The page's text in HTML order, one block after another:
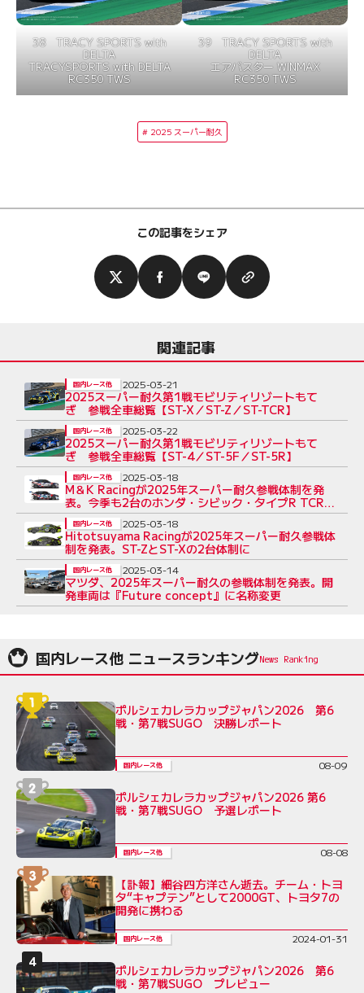
38 TRACY SPORTS with
DELTA
TRACYSPORTS with DELTA
RC350 TWS
39 TRACY SPORTS with
DELTA
エアバスター WINMAX
RC350 TWS
2025 スーパー耐久
この記事をシェア
関連記事
2025スーパー耐久第1戦モビリティリゾートもて
ぎ 参戦全車総覧【ST-X／ST-Z／ST-TCR】
国内レース他 2025-03-21
2025スーパー耐久第1戦モビリティリゾートもて
ぎ 参戦全車総覧【ST-4／ST-5F／ST-5R】
国内レース他 2025-03-22
M＆K Racingが2025年スーパー耐久参戦体制を発
表。今季も2台のホンダ・シビック・タイプR TCRを
投入
国内レース他 2025-03-18
Hitotsuyama Racingが2025年スーパー耐久参戦体
制を発表。ST-ZとST-Xの2台体制に
国内レース他 2025-03-18
マツダ、2025年スーパー耐久の参戦体制を発表。開
発車両は『Future concept』に名称変更
国内レース他 2025-03-14
国内レース他 ニュースランキング
ポルシェカレラカップジャパン2026 第6
戦・第7戦SUGO 決勝レポート
国内レース他 08-09
ポルシェカレラカップジャパン2026 第6
戦・第7戦SUGO 予選レポート
国内レース他 08-08
【訃報】細谷四方洋さん逝去。チーム・トヨ
タ“キャプテン”として2000GT、トヨタ7の
開発に携わる
国内レース他 2024-01-31
ポルシェカレラカップジャパン2026 第6
戦・第7戦SUGO プレビュー